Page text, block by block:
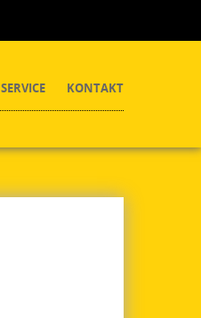
SERVICE KONTAKT